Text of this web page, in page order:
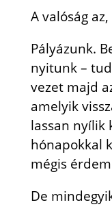
A valóság
Pályázunk.
nyitunk –
vezet majd
amelyik
lassan nyílik
hónapokkal
mégis
De